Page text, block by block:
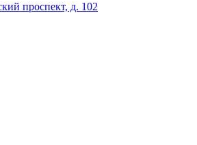
проспект, д. 102